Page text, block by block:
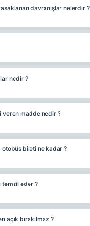
davranışlar nelerdir ?
nedir ?
veren madde nedir ?
otobüs bileti ne kadar ?
temsil eder ?
açık bırakılmaz ?